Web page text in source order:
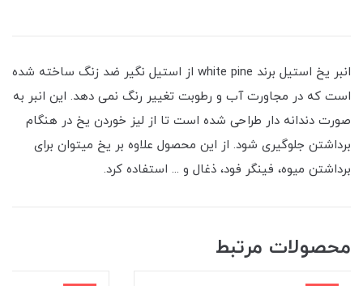
انبر یخ استیل برند white pine از استیل نگیر ضد زنگ ساخته شده
است که در مجاورت آب و رطوبت تغییر رنگ نمی دهد. این انبر به
صورت دندانه دار طراحی شده است تا از لیز خوردن یخ در هنگام
برداشتن جلوگیری شود. از این محصول علاوه بر یخ میتوان برای
برداشتن میوه، فینگر فود، ذغال و ... استفاده کرد.
محصولات مرتبط